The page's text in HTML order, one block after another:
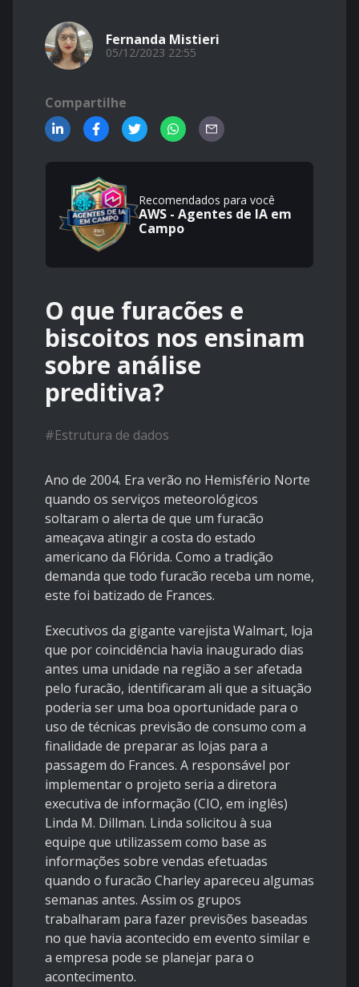
Fernanda Mistieri
05/12/2023 22:55
Compartilhe
Recomendados para você
AWS - Agentes de IA em
Campo
O que furacões e
biscoitos nos ensinam
sobre análise
preditiva?
#Estrutura de dados
Ano de 2004. Era verão no Hemisfério Norte
quando os serviços meteorológicos
soltaram o alerta de que um furacão
ameaçava atingir a costa do estado
americano da Flórida. Como a tradição
demanda que todo furacão receba um nome,
este foi batizado de Frances.
Executivos da gigante varejista Walmart, loja
que por coincidência havia inaugurado dias
antes uma unidade na região a ser afetada
pelo furacão, identificaram ali que a situação
poderia ser uma boa oportunidade para o
uso de técnicas previsão de consumo com a
finalidade de preparar as lojas para a
passagem do Frances. A responsável por
implementar o projeto seria a diretora
executiva de informação (CIO, em inglês)
Linda M. Dillman. Linda solicitou à sua
equipe que utilizassem como base as
informações sobre vendas efetuadas
quando o furacão Charley apareceu algumas
semanas antes. Assim os grupos
trabalharam para fazer previsões baseadas
no que havia acontecido em evento similar e
a empresa pode se planejar para o
acontecimento.